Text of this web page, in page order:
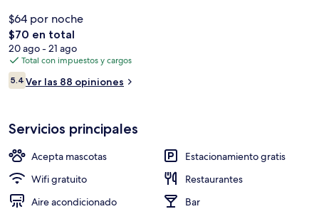
$64 por noche
El
precio
total
es
de
$70 en total
20 ago - 21 ago
Total con impuestos y cargos
Opiniones
5.45.4 de 10,
Ver las 88 opiniones
Servicios principales
Acepta mascotas
Estacionamiento gratis
Wifi gratuito
Restaurantes
Aire acondicionado
Bar